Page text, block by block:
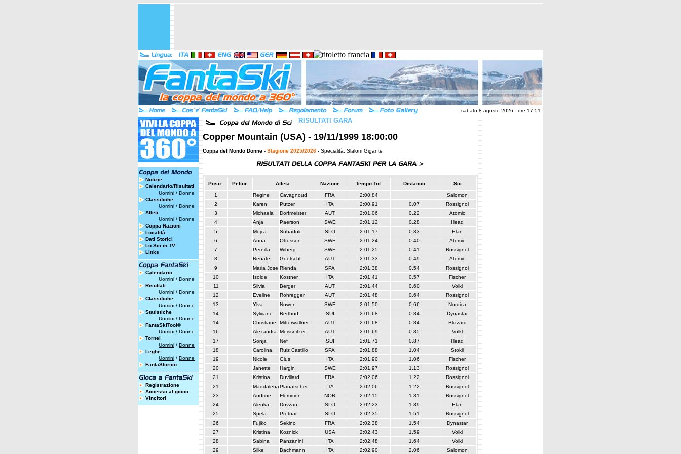
sabato 8 agosto 2026 - ore 17:51
Notizie
Calendario/Risultati
Uomini / Donne
Classifiche
Uomini / Donne
Atleti
Uomini / Donne
Coppa Nazioni
Località
Dati Storici
Lo Sci in TV
Links
Calendario
Uomini / Donne
Risultati
Uomini / Donne
Classifiche
Uomini / Donne
Statistiche
Uomini / Donne
FantaSkiTool®
Uomini / Donne
Tornei
Uomini / Donne
Leghe
Uomini / Donne
FantaStorico
Registrazione
Accesso al gioco
Vincitori
- RISULTATI GARA
Copper Mountain (USA) - 19/11/1999 18:00:00
Coppa del Mondo Donne - Stagione 2025/2026 - Specialità: Slalom Gigante
Posiz. Pettor. Atleta Nazione Tempo Tot. Distacco
Sci
1
Regine Cavagnoud FRA 2:00.84
Salomon
2
Karen Putzer ITA 2:00.91 0.07
Rossignol
3
Michaela Dorfmeister AUT 2:01.06 0.22
Atomic
4
Anja Paerson SWE 2:01.12 0.28
Head
5
Mojca Suhadolc SLO 2:01.17 0.33
Elan
6
Anna Ottosson SWE 2:01.24 0.40
Atomic
7
Pernilla Wiberg SWE 2:01.25 0.41
Rossignol
8
Renate Goetschl AUT 2:01.33 0.49
Atomic
9
Maria Jose Rienda SPA 2:01.38 0.54
Rossignol
10
Isolde Kostner ITA 2:01.41 0.57
Fischer
11
Silvia Berger AUT 2:01.44 0.60
Volkl
12
Eveline Rohregger AUT 2:01.48 0.64
Rossignol
13
Ylva Nowen SWE 2:01.50 0.66
Nordica
14
Sylviane Berthod SUI 2:01.68 0.84
Dynastar
14
Christiane Mitterwallner AUT 2:01.68 0.84
Blizzard
16
Alexandra Meissnitzer AUT 2:01.69 0.85
Volkl
17
Sonja Nef SUI 2:01.71 0.87
Head
18
Carolina Ruiz Castillo SPA 2:01.88 1.04
Stokli
19
Nicole Gius ITA 2:01.90 1.06
Fischer
20
Janette Hargin SWE 2:01.97 1.13
Rossignol
21
Kristina Duvillard FRA 2:02.06 1.22
Rossignol
21
MaddalenaPlanatscher ITA 2:02.06 1.22
Rossignol
23
Andrine Flemmen NOR 2:02.15 1.31
Rossignol
24
Alenka Dovzan SLO 2:02.23 1.39
Elan
25
Spela Pretnar SLO 2:02.35 1.51
Rossignol
26
Fujiko Sekino FRA 2:02.38 1.54
Dynastar
27
Kristina Koznick USA 2:02.43 1.59
Volkl
28
Sabina Panzanini ITA 2:02.48 1.64
Volkl
29
Silke Bachmann ITA 2:02.90 2.06 Salomon